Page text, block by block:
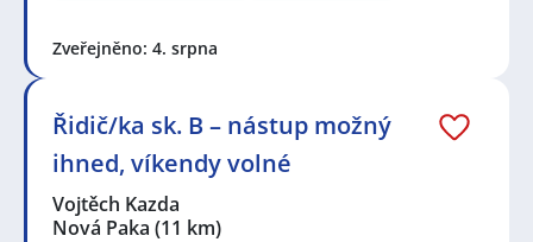
Zveřejněno: 4. srpna
Řidič/ka sk. B – nástup možný
ihned, víkendy volné
Vojtěch Kazda
Nová Paka (11 km)